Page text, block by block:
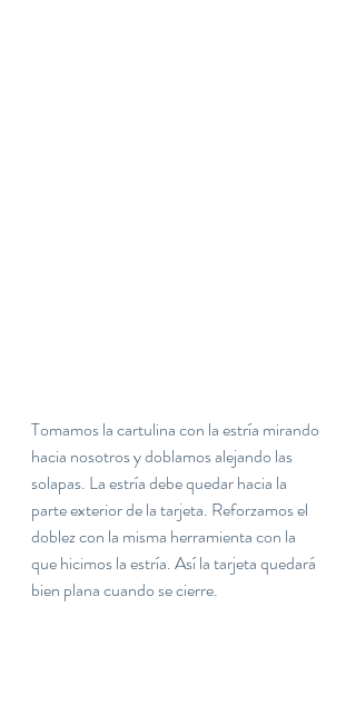
Tomamos la cartulina con la estría mirando
hacia nosotros y doblamos alejando las
solapas. La estría debe quedar hacia la
parte exterior de la tarjeta. Reforzamos el
doblez con la misma herramienta con la
que hicimos la estría. Así la tarjeta quedará
bien plana cuando se cierre.